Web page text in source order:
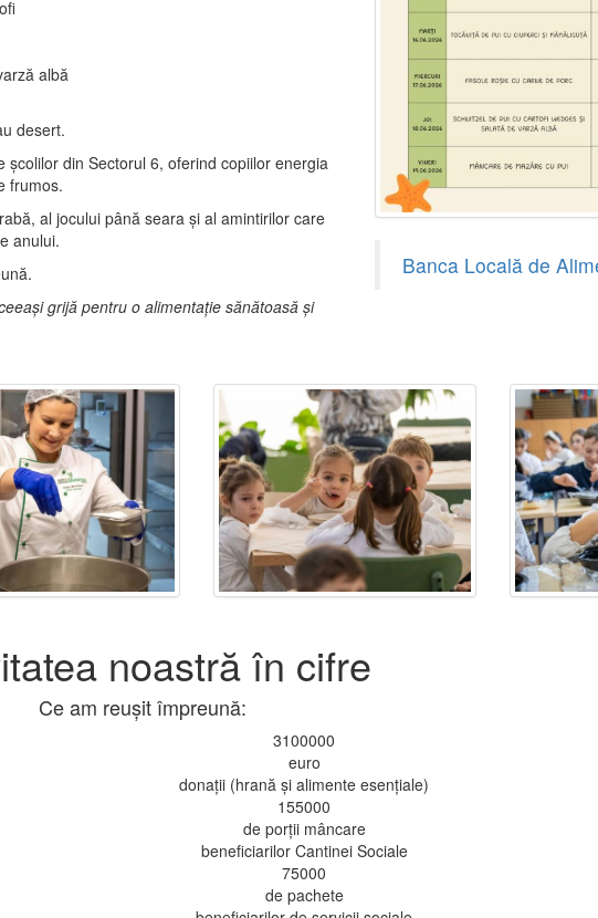
albă
desert.
din Sectorul 6, oferind copiilor energia
frumos.
al jocului până seara și al amintirilor care
anului.
grijă pentru o alimentație sănătoasă și
Banca Locală de
noastră în cifre
Ce am reușit împreună:
3100000
euro
donații (hrană și alimente esențiale)
155000
de porții mâncare
beneficiarilor Cantinei Sociale
75000
de pachete